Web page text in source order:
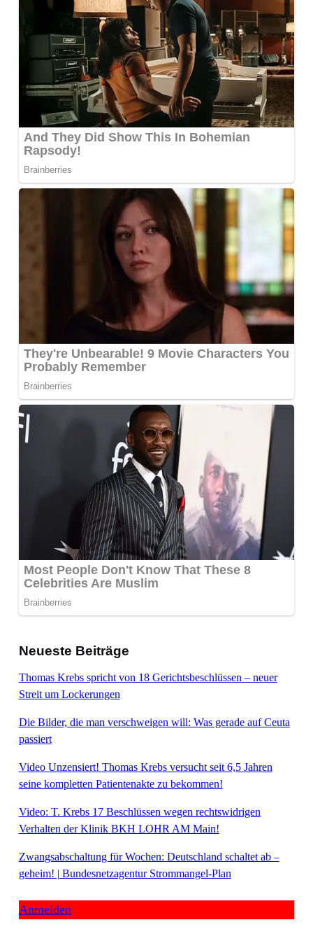
Neueste Beiträge
Thomas Krebs spricht von 18 Gerichtsbeschlüssen – neuer
Streit um Lockerungen
Die Bilder, die man verschweigen will: Was gerade auf Ceuta
passiert
Video Unzensiert! Thomas Krebs versucht seit 6,5 Jahren
seine kompletten Patientenakte zu bekommen!
Video: T. Krebs 17 Beschlüssen wegen rechtswidrigen
Verhalten der Klinik BKH LOHR AM Main!
Zwangsabschaltung für Wochen: Deutschland schaltet ab –
geheim! | Bundesnetzagentur Strommangel-Plan
Anmelden